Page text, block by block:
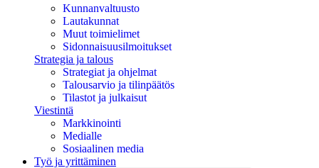
Kunnanvaltuusto
Lautakunnat
Muut toimielimet
Sidonnaisuusilmoitukset
Strategia ja talous
Strategiat ja ohjelmat
Talousarvio ja tilinpäätös
Tilastot ja julkaisut
Viestintä
Markkinointi
Medialle
Sosiaalinen media
Työ ja yrittäminen